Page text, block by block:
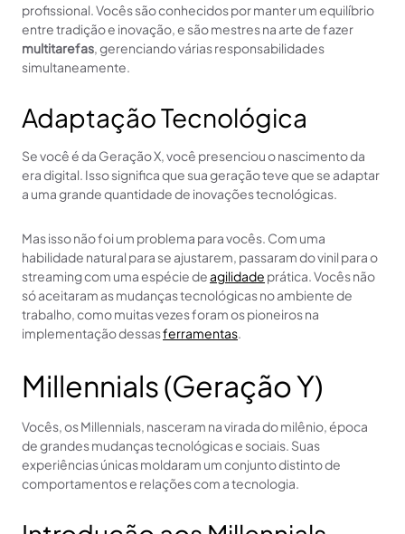
profissional. Vocês são conhecidos por manter um equilíbrio
entre tradição e inovação, e são mestres na arte de fazer
multitarefas, gerenciando várias responsabilidades
simultaneamente.
Adaptação Tecnológica
Se você é da Geração X, você presenciou o nascimento da
era digital. Isso significa que sua geração teve que se adaptar
a uma grande quantidade de inovações tecnológicas.
Mas isso não foi um problema para vocês. Com uma
habilidade natural para se ajustarem, passaram do vinil para o
streaming com uma espécie deagilidade prática. Vocês não
só aceitaram as mudanças tecnológicas no ambiente de
trabalho, como muitas vezes foram os pioneiros na
implementação dessasferramentas.
Millennials (Geração Y)
Vocês, os Millennials, nasceram na virada do milênio, época
de grandes mudanças tecnológicas e sociais. Suas
experiências únicas moldaram um conjunto distinto de
comportamentos e relações com a tecnologia.